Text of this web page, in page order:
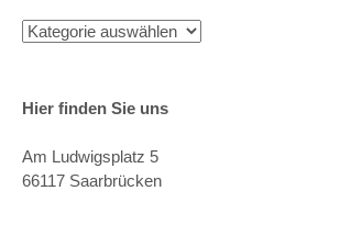
Kategorien
Hier finden Sie uns
Am Ludwigsplatz 5
66117 Saarbrücken